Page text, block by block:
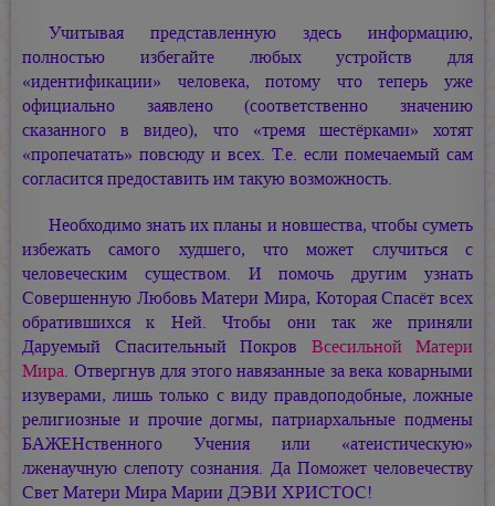
Учитывая представленную здесь информацию,
полностью избегайте любых устройств для
«идентификации» человека, потому что теперь уже
официально заявлено (соответственно значению
сказанного в видео), что «тремя шестёрками» хотят
«пропечатать» повсюду и всех. Т.е. если помечаемый сам
согласится предоставить им такую возможность.
Необходимо знать их планы и новшества, чтобы суметь
избежать самого худшего, что может случиться с
человеческим существом. И помочь другим узнать
Совершенную Любовь Матери Мира, Которая Спасёт всех
обратившихся к Ней. Чтобы они так же приняли
Даруемый Спасительный Покров Всесильной Матери
Мира. Отвергнув для этого навязанные за века коварными
изуверами, лишь только с виду правдоподобные, ложные
религиозные и прочие догмы, патриархальные подмены
БАЖЕНственного Учения или «атеистическую»
лженаучную слепоту сознания. Да Поможет человечеству
Свет Матери МираМарии ДЭВИ ХРИСТОС!